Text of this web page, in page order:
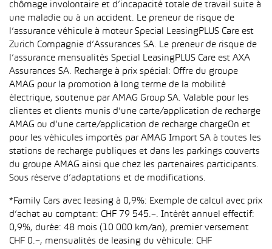
chômage involontaire et d’incapacité totale de travail suite à
une maladie ou à un accident. Le preneur de risque de
l’assurance véhicule à moteur Special LeasingPLUS Care est
Zurich Compagnie d’Assurances SA. Le preneur de risque de
l’assurance mensualités Special LeasingPLUS Care est AXA
Assurances SA. Recharge à prix spécial: Offre du groupe
AMAG pour la promotion à long terme de la mobilité
électrique, soutenue par AMAG Group SA. Valable pour les
clientes et clients munis d’une carte/application de recharge
AMAG ou d’une carte/application de recharge chargeOn et
pour les véhicules importés par AMAG Import SA à toutes les
stations de recharge publiques et dans les parkings couverts
du groupe AMAG ainsi que chez les partenaires participants.
Sous réserve d’adaptations et de modifications.
*Family Cars avec leasing à 0,9%: Exemple de calcul avec prix
d’achat au comptant: CHF 79 545.–. Intérêt annuel effectif:
0,9%, durée: 48 mois (10 000 km/an), premier versement
CHF 0.–, mensualités de leasing du véhicule: CHF